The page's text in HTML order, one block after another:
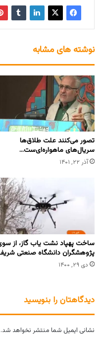
نوشته های مشابه
تصور می‌کنند علت طلاق‌ها
سریال‌های ماهواره‌ای‌ست…
آذر ۲۲, ۱۴۰۱
ساخت پهپاد نشت یاب گاز، از
پژوهشگران دانشگاه صنعتی
دی ۲۹, ۱۴۰۰
دیدگاهتان را بنویسید
نشانی ایمیل شما منتشر نخواهد شد.